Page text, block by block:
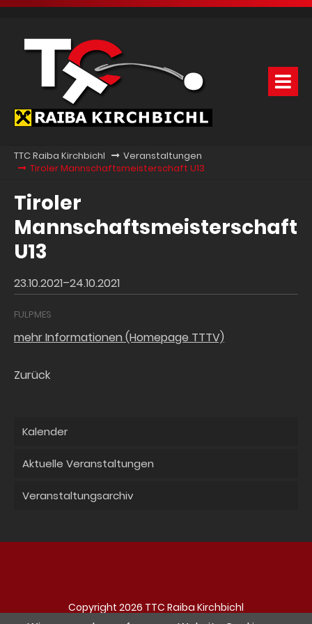
TTC Raiba Kirchbichl
Veranstaltungen
Tiroler Mannschaftsmeisterschaft U13
Tiroler
Mannschaftsmeisterschaft
U13
23.10.2021–24.10.2021
FULPMES
mehr Informationen (Homepage TTTV)
Zurück
Kalender
Aktuelle Veranstaltungen
Veranstaltungsarchiv
Copyright 2026 TTC Raiba Kirchbichl